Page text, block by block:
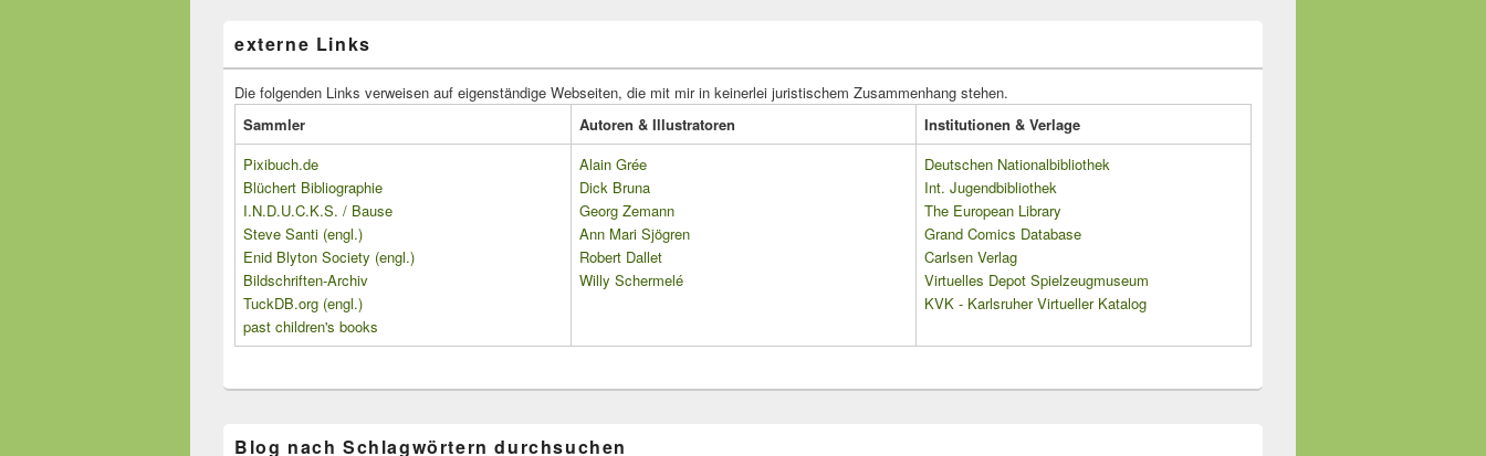
externe Links
Die folgenden Links verweisen auf eigenständige Webseiten, die mit mir in keinerlei juristischem Zusammenhang stehen.
Sammler
Autoren & Illustratoren
Institutionen & Verlage
Pixibuch.de
Blüchert Bibliographie
I.N.D.U.C.K.S. / Bause
Steve Santi (engl.)
Enid Blyton Society (engl.)
Bildschriften-Archiv
TuckDB.org (engl.)
past children's books
Alain Grée
Dick Bruna
Georg Zemann
Ann Mari Sjögren
Robert Dallet
Willy Schermelé
Deutschen Nationalbibliothek
Int. Jugendbibliothek
The European Library
Grand Comics Database
Carlsen Verlag
Virtuelles Depot Spielzeugmuseum
KVK - Karlsruher Virtueller Katalog
Blog nach Schlagwörtern durchsuchen